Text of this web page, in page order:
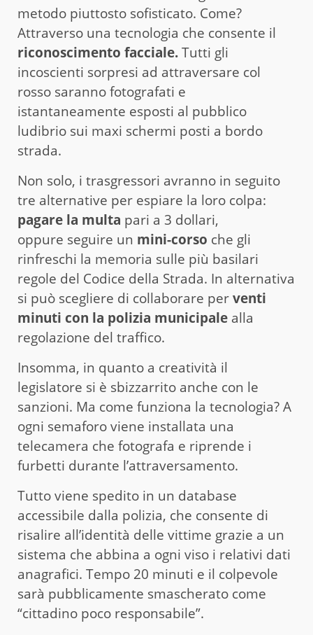
metodo piuttosto sofisticato. Come?
Attraverso una tecnologia che consente il
riconoscimento facciale.Tutti gli
incoscienti sorpresi ad attraversare col
rosso saranno fotografati e
istantaneamente esposti al pubblico
ludibrio sui maxi schermi posti a bordo
strada.
Non solo, i trasgressori avranno in seguito
tre alternative per espiare la loro colpa:
pagare la multa pari a 3 dollari,
oppure seguire un mini-corso che gli
rinfreschi la memoria sulle più basilari
regole del Codice della Strada. In alternativa
si può scegliere di collaborare perventi
minuti con la polizia municipale alla
regolazione del traffico.
Insomma, in quanto a creatività il
legislatore si è sbizzarrito anche con le
sanzioni. Ma come funziona la tecnologia? A
ogni semaforo viene installata una
telecamera che fotografa e riprende i
furbetti durante l’attraversamento.
Tutto viene spedito in un database
accessibile dalla polizia, che consente di
risalire all’identità delle vittime grazie a un
sistema che abbina a ogni viso i relativi dati
anagrafici. Tempo 20 minuti e il colpevole
sarà pubblicamente smascherato come
“cittadino poco responsabile”.